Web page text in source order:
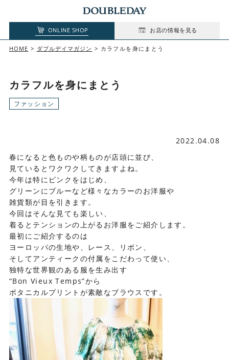
ONLINE SHOP お店の情報を見る
HOME ダブルデイマガジン カラフルを身にまとう
カラフルを身にまとう
ファッション
2022.04.08
春になると色ものや柄ものが店頭に並び、
見ているとワクワクしてきますよね。
今年は特にピンクをはじめ、
グリーンにブルーなど様々なカラーのお洋服や
雑貨類が目を引きます。
今回はそんな見ても楽しい、
着るとテンションの上がるお洋服をご紹介します。
最初にご紹介するのは
ヨーロッパの生地や、レース、リボン、
そしてアンティークの付属をこだわって使い、
独特な世界観のある服を生み出す
“Bon Vieux Temps”から
ボタニカルプリントが素敵なブラウスです。